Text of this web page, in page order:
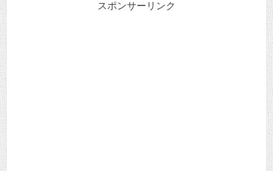
スポンサーリンク